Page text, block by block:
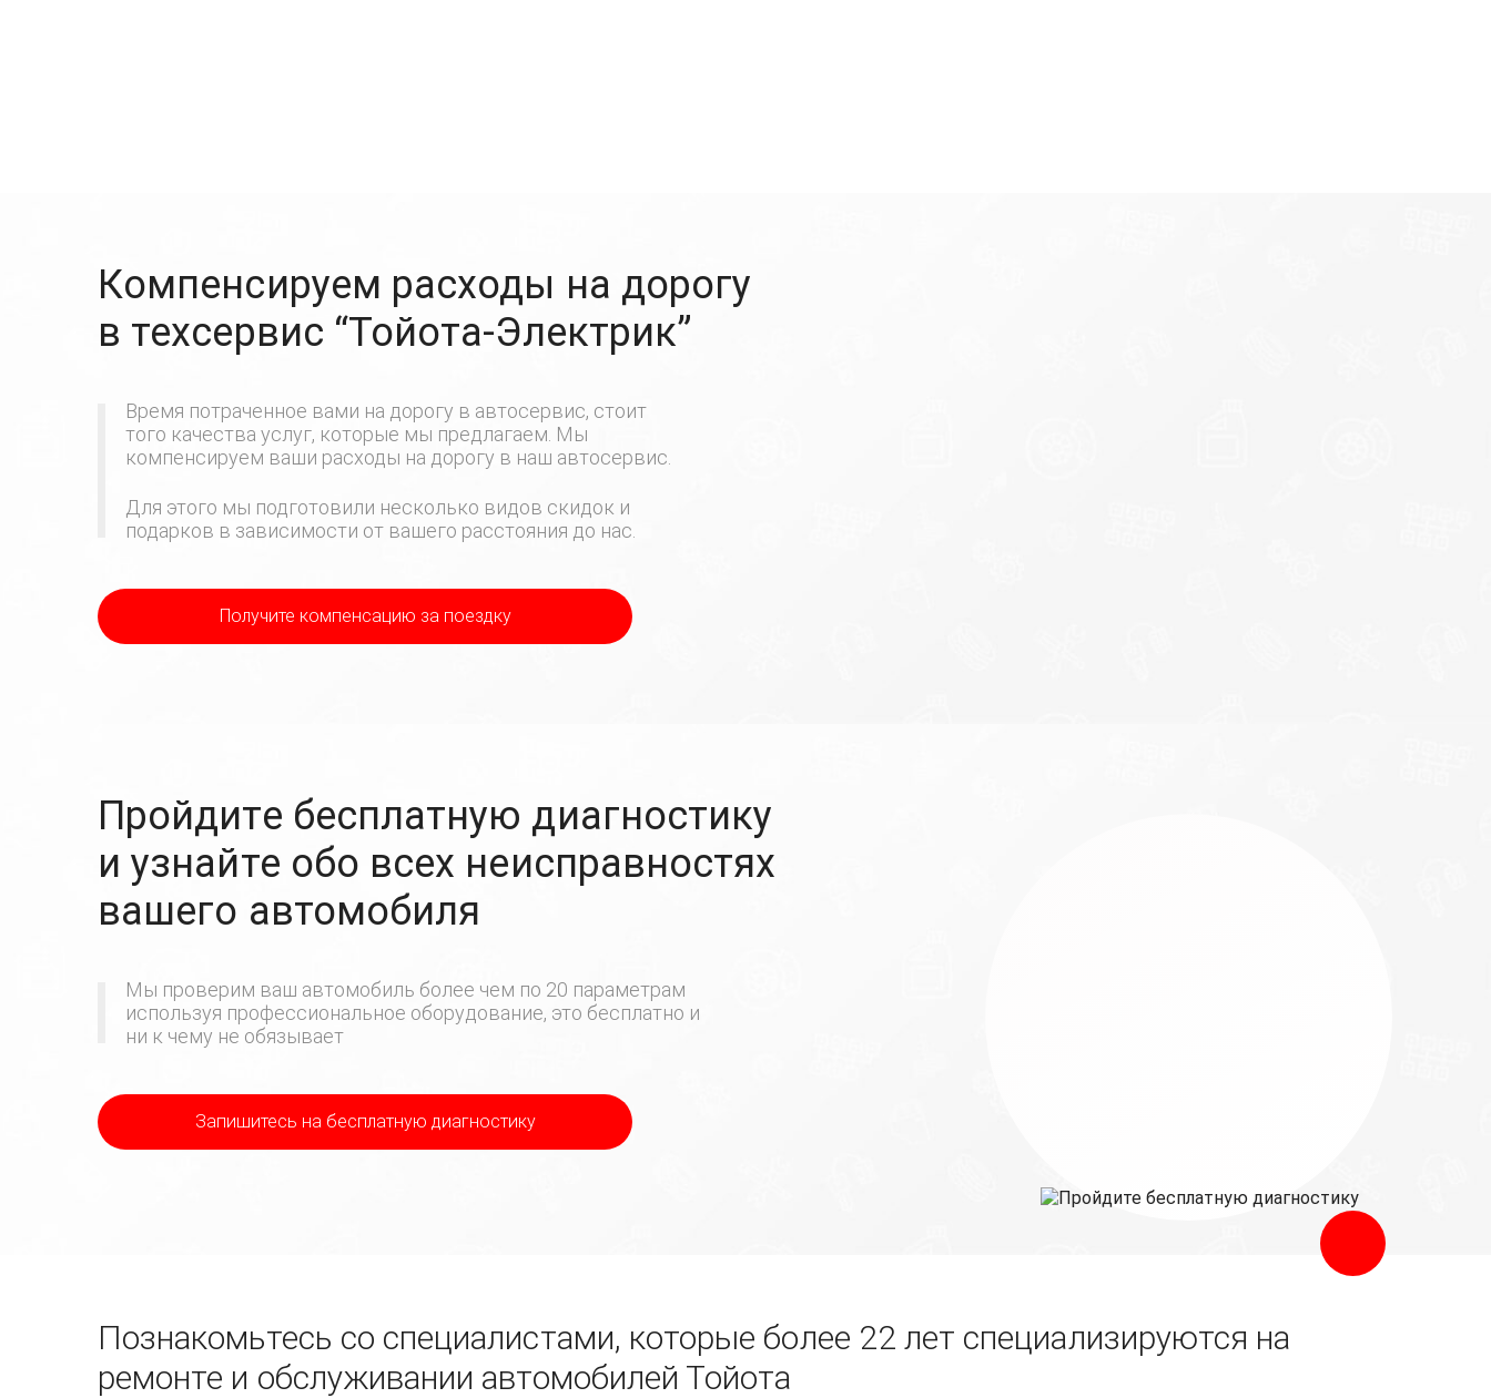
Компенсируем расходы на дорогу
в техсервис “Тойота-Электрик”
Время потраченное вами на дорогу в автосервис, стоит
того качества услуг, которые мы предлагаем. Мы
компенсируем ваши расходы на дорогу в наш автосервис.
Для этого мы подготовили несколько видов скидок и
подарков в зависимости от вашего расстояния до нас.
Получите компенсацию за поездку
Пройдите бесплатную диагностику
и узнайте обо всех неисправностях
вашего автомобиля
Мы проверим ваш автомобиль более чем по 20 параметрам
используя профессиональное оборудование, это бесплатно и
ни к чему не обязывает
Запишитесь на бесплатную диагностику
Познакомьтесь со специалистами, которые более 22 лет специализируются на
ремонте и обслуживании автомобилей Тойота